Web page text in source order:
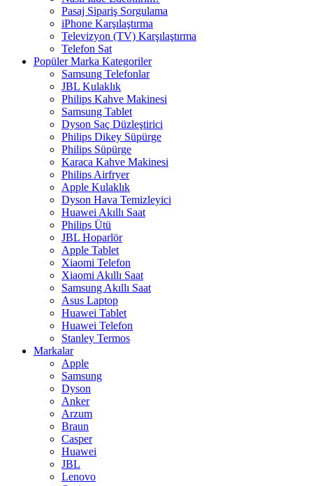
Pasaj Sipariş Sorgulama
iPhone Karşılaştırma
Televizyon (TV) Karşılaştırma
Telefon Sat
Popüler Marka Kategoriler
Samsung Telefonlar
JBL Kulaklık
Philips Kahve Makinesi
Samsung Tablet
Dyson Saç Düzleştirici
Philips Dikey Süpürge
Philips Süpürge
Karaca Kahve Makinesi
Philips Airfryer
Apple Kulaklık
Dyson Hava Temizleyici
Huawei Akıllı Saat
Philips Ütü
JBL Hoparlör
Apple Tablet
Xiaomi Telefon
Xiaomi Akıllı Saat
Samsung Akıllı Saat
Asus Laptop
Huawei Tablet
Huawei Telefon
Stanley Termos
Markalar
Apple
Samsung
Dyson
Anker
Arzum
Braun
Casper
Huawei
JBL
Lenovo